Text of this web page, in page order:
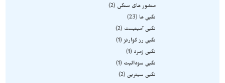
منشور های سنگی
2
نگین ها
23
نگین آمیتیست
2
نگین رز کوارتز 1
نگین زمرد
1
نگین سودالیت
1
نگین سیترین 2